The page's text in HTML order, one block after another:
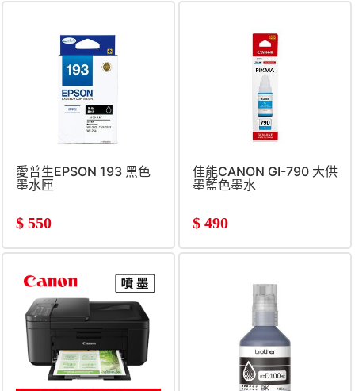
愛普生EPSON 193 黑色
墨水匣
$ 550
佳能CANON GI-790 大供
墨藍色墨水
$ 490